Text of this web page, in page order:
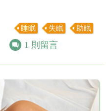
睡眠 失眠 助眠
1 則留言